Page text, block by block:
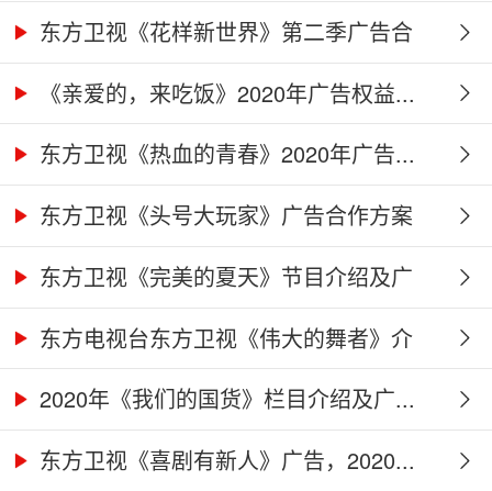
告...东方卫视《花样新世界》第二季广告合
作...《亲爱的，来吃饭》2020年广告权益...
东方卫视《热血的青春》2020年广告...
东方卫视《头号大玩家》广告合作方案
东方卫视《完美的夏天》节目介绍及广
告...东方电视台东方卫视《伟大的舞者》介
绍...2020年《我们的国货》栏目介绍及广...
东方卫视《喜剧有新人》广告，2020...